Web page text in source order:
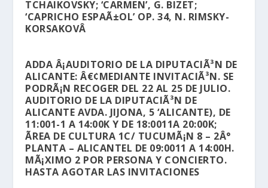
TCHAIKOVSKY; ‘CARMEN’, G. BIZET;
‘CAPRICHO ESPAÃ±OL’ OP. 34, N. RIMSKY-
KORSAKOVÂ
ADDA Â¡AUDITORIO DE LA DIPUTACIÃ³N DE
ALICANTE: Â€¢MEDIANTE INVITACIÃ³N. SE
PODRÃ¡N RECOGER DEL 22 AL 25 DE JULIO.
AUDITORIO DE LA DIPUTACIÃ³N DE
ALICANTE AVDA. JIJONA, 5 ‘ALICANTE), DE
11:001-1 A 14:00K Y DE 18:0011A 20:00K;
ÃREA DE CULTURA 1C/ TUCUMÃ¡N 8 – 2Â°
PLANTA – ALICANTEL DE 09:0011 A 14:00H.
MÃ¡XIMO 2 POR PERSONA Y CONCIERTO.
HASTA AGOTAR LAS INVITACIONES